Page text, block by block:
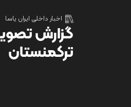
اخبار داخلی ایران یاسا
گزارش
ترکمنستان